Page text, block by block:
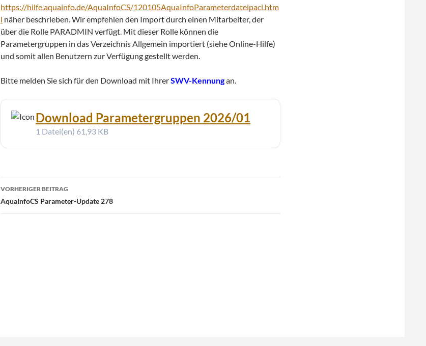
https://hilfe.aquainfo.de/AquaInfoCS/120105AquaInfoParameterdateipaci.htm
l näher beschrieben. Wir empfehlen den Import durch einen Mitarbeiter, der
über die Rolle PARADMIN verfügt. Mit dieser Rolle können die
Parametergruppen in das Verzeichnis Allgemein importiert (siehe Online-Hilfe)
und somit allen Benutzern zur Verfügung gestellt werden.
Bitte melden Sie sich für den Download mit IhrerSWV-Kennungan.
Download Parametergruppen 2026/01
1 Datei(en) 61,93 KB
Beitragsnavigation
VORHERIGER BEITRAG
AquaInfoCS Parameter-Update 278